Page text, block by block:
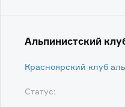
Альпинистский
Красноярский клуб
Статус: